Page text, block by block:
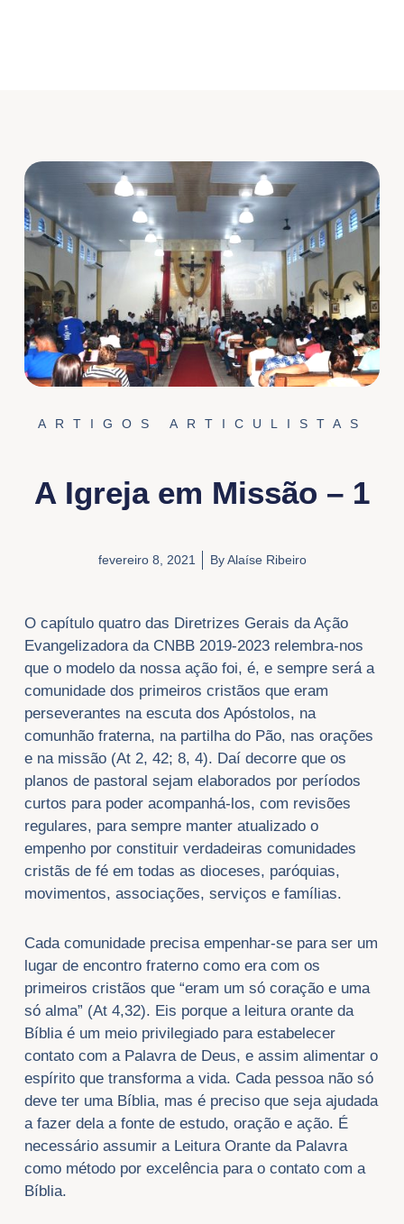
ARTIGOS ARTICULISTAS
A Igreja em Missão – 1
fevereiro 8, 2021 ByAlaíse Ribeiro
O capítulo quatro das Diretrizes Gerais da Ação
Evangelizadora da CNBB 2019-2023 relembra-nos
que o modelo da nossa ação foi, é, e sempre será a
comunidade dos primeiros cristãos que eram
perseverantes na escuta dos Apóstolos, na
comunhão fraterna, na partilha do Pão, nas orações
e na missão (At 2, 42; 8, 4). Daí decorre que os
planos de pastoral sejam elaborados por períodos
curtos para poder acompanhá-los, com revisões
regulares, para sempre manter atualizado o
empenho por constituir verdadeiras comunidades
cristãs de fé em todas as dioceses, paróquias,
movimentos, associações, serviços e famílias.
Cada comunidade precisa empenhar-se para ser um
lugar de encontro fraterno como era com os
primeiros cristãos que “eram um só coração e uma
só alma” (At 4,32). Eis porque a leitura orante da
Bíblia é um meio privilegiado para estabelecer
contato com a Palavra de Deus, e assim alimentar o
espírito que transforma a vida. Cada pessoa não só
deve ter uma Bíblia, mas é preciso que seja ajudada
a fazer dela a fonte de estudo, oração e ação. É
necessário assumir a Leitura Orante da Palavra
como método por excelência para o contato com a
Bíblia.